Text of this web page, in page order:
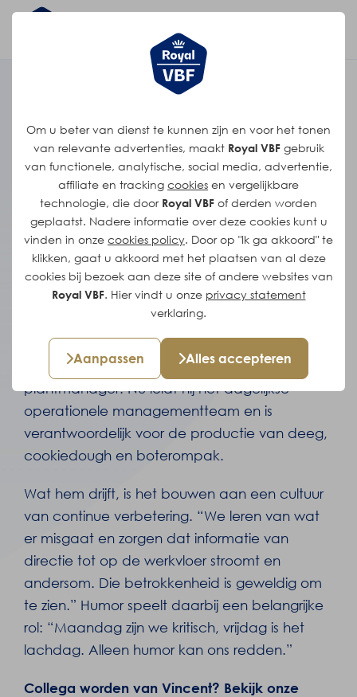
Om u beter van dienst te kunnen zijn en voor het tonen
van relevante advertenties, maakt Royal VBFgebruik
van functionele, analytische, social media, advertentie,
affiliate en tracking cookies en vergelijkbare
technologie, die door Royal VBF of derden worden
geplaatst. Nadere informatie over deze cookies kunt u
vinden in onze cookies policy. Door op "Ik ga akkoord" te
klikken, gaat u akkoord met het plaatsen van al deze
cookies bij bezoek aan deze site of andere websites van
Royal VBF. Hier vindt u onze privacy statement
verklaring.
Aanpassen Alles accepteren
Vincent
"We leren van wat er misgaat en
zorgen dat informatie van
directie tot op de werkvloer
stroomt, en andersom. Alleen
humor kan ons redden."
Vincent begon als interimmer “om de
schoorsteen te laten roken” bij de boterinpak,
maar groeide al snel door naar de functie van
plantmanager. Nu leidt hij het dagelijkse
operationele managementteam en is
verantwoordelijk voor de productie van deeg,
cookiedough en boterompak.
Wat hem drijft, is het bouwen aan een cultuur
van continue verbetering. “We leren van wat
er misgaat en zorgen dat informatie van
directie tot op de werkvloer stroomt en
andersom. Die betrokkenheid is geweldig om
te zien.” Humor speelt daarbij een belangrijke
rol: “Maandag zijn we kritisch, vrijdag is het
lachdag. Alleen humor kan ons redden.”
Collega worden van Vincent? Bekijk onze